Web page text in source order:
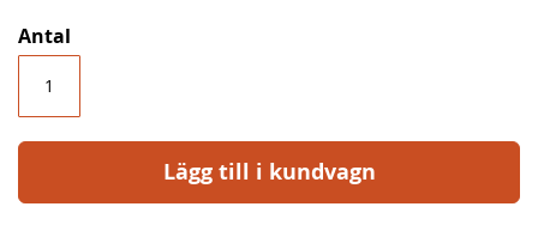
Antal
Lägg till i kundvagn